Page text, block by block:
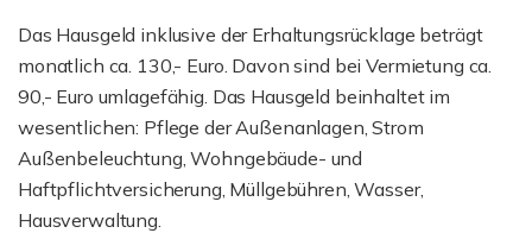
Das Hausgeld inklusive der Erhaltungsrücklage beträgt
monatlich ca. 130,- Euro. Davon sind bei Vermietung ca.
90,- Euro umlagefähig. Das Hausgeld beinhaltet im
wesentlichen: Pflege der Außenanlagen, Strom
Außenbeleuchtung, Wohngebäude- und
Haftpflichtversicherung, Müllgebühren, Wasser,
Hausverwaltung.